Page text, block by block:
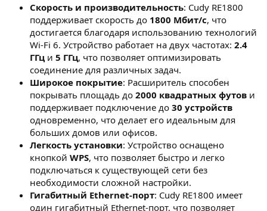
Скорость и производительность: Cudy RE1800
поддерживает скорость до 1800 Мбит/с, что
достигается благодаря использованию технологий
Wi-Fi 6. Устройство работает на двух частотах: 2.4
ГГц и 5 ГГц, что позволяет оптимизировать
соединение для различных задач.
Широкое покрытие: Расширитель способен
покрывать площадь до 2000 квадратных футов и
поддерживает подключение до 30 устройств
одновременно, что делает его идеальным для
больших домов или офисов.
Легкость установки: Устройство оснащено
кнопкой WPS, что позволяет быстро и легко
подключаться к существующей сети без
необходимости сложной настройки.
Гигабитный Ethernet-порт: Cudy RE1800 имеет
один гигабитный Ethernet-порт, что позволяет